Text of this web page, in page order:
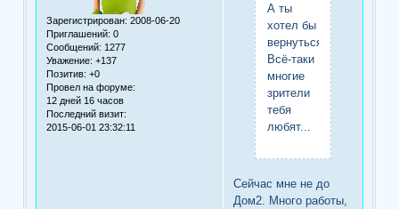
Зарегистрирован: 2008-06-20
Приглашений: 0
Сообщений: 1277
Уважение: +137
Позитив: +0
Провел на форуме:
12 дней 16 часов
Последний визит:
2015-06-01 23:32:11
А ты
хотел бы
вернуться?
Всё-таки
многие
зрители
тебя
любят...
Сейчас мне не до
Дом2. Много работы,